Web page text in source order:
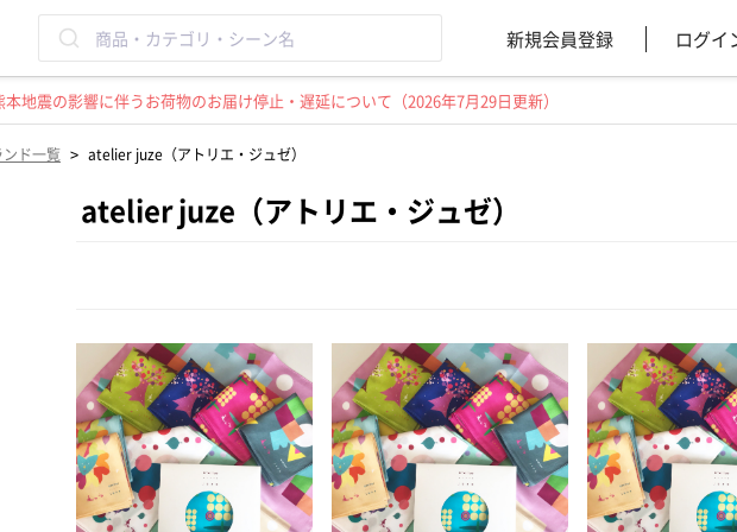
新規会員登録 ログイ
本地震の影響に伴うお荷物のお届け停止・遅延について（2026年7月29日更新）
ンド一覧 > atelier juze（アトリエ・ジュゼ）
atelier juze（アトリエ・ジュゼ）